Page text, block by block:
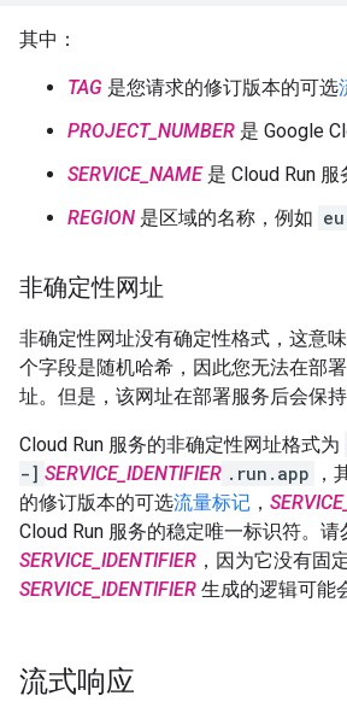
其中：
TAG 是您请求的修订版本的可选
PROJECT_NUMBER 是 Google
SERVICE_NAME是 Cloud Run 服
REGION 是区域的名称，例如
非确定性网址
非确定性网址没有确定性格式，这意
个字段是随机哈希，因此您无法在部
址。但是，该网址在部署服务后会保持
Cloud Run 服务的非确定性网址格式为
-] SERVICE_IDENTIFIER .run.app ，
的修订版本的可选流量标记 ，
Cloud Run 服务的稳定唯一标识符。请
SERVICE_IDENTIFIER ，因为它没有固
SERVICE_IDENTIFIER 生成的逻辑可能
流式响应